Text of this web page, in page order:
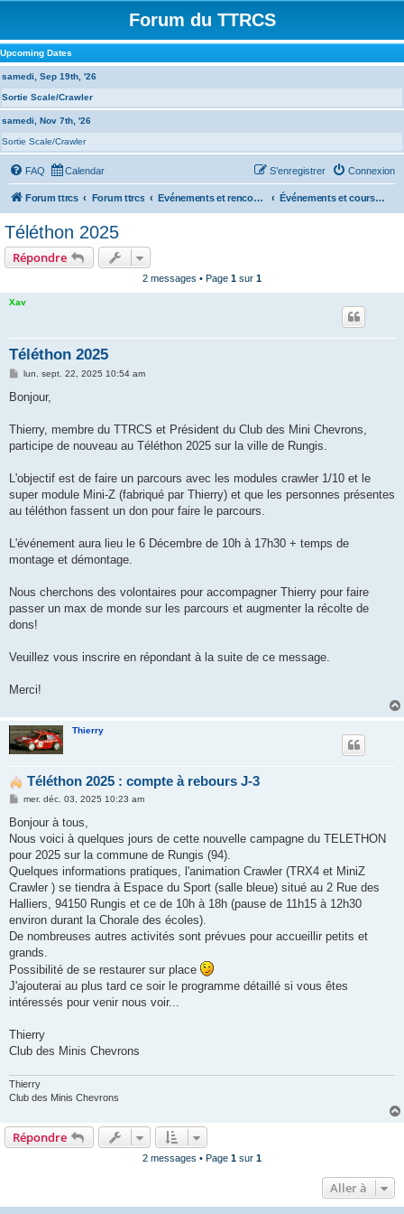
Forum du TTRCS
Upcoming Dates
samedi, Sep 19th, '26
Sortie Scale/Crawler
samedi, Nov 7th, '26
Sortie Scale/Crawler
FAQ Calendar Connexion
S’enregistrer
Forum ttrcs Forum ttrcs Evénements et rencontres Événements et courses EXTERNES
Téléthon 2025
Répondre
2 messages • Page 1 sur 1
Xav
Téléthon 2025
M
s
g
lun. sept. 22, 2025 10:54 am
Bonjour,
Thierry, membre du TTRCS et Président du Club des Mini Chevrons,
participe de nouveau au Téléthon 2025 sur la ville de Rungis.
L'objectif est de faire un parcours avec les modules crawler 1/10 et le
super module Mini-Z (fabriqué par Thierry) et que les personnes présentes
au téléthon fassent un don pour faire le parcours.
L'événement aura lieu le 6 Décembre de 10h à 17h30 + temps de
montage et démontage.
Nous cherchons des volontaires pour accompagner Thierry pour faire
passer un max de monde sur les parcours et augmenter la récolte de
dons!
Veuillez vous inscrire en répondant à la suite de ce message.
Merci!
Thierry
Téléthon 2025 : compte à rebours J-3
M
s
a
g
mer. déc. 03, 2025 10:23 am
Bonjour à tous,
Nous voici à quelques jours de cette nouvelle campagne du TELETHON
pour 2025 sur la commune de Rungis (94).
Quelques informations pratiques, l'animation Crawler (TRX4 et MiniZ
Crawler ) se tiendra à Espace du Sport (salle bleue) situé au 2 Rue des
Halliers, 94150 Rungis et ce de 10h à 18h (pause de 11h15 à 12h30
environ durant la Chorale des écoles).
De nombreuses autres activités sont prévues pour accueillir petits et
grands.
Possibilité de se restaurer sur place
J'ajouterai au plus tard ce soir le programme détaillé si vous êtes
intéressés pour venir nous voir...
Thierry
Club des Minis Chevrons
Thierry
Club des Minis Chevrons
Répondre
2 messages • Page 1 sur 1
Aller à